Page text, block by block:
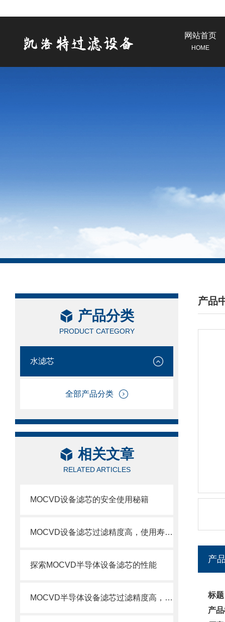
网站首页
HOME
产品分类
PRODUCT CATEGORY
水滤芯
全部产品分类
相关文章
RELATED ARTICLES
MOCVD设备滤芯的安全使用秘籍
MOCVD设备滤芯过滤精度高，使用寿命长
探索MOCVD半导体设备滤芯的性能
MOCVD半导体设备滤芯过滤精度高，使用寿命长
产品
/
产
标
产